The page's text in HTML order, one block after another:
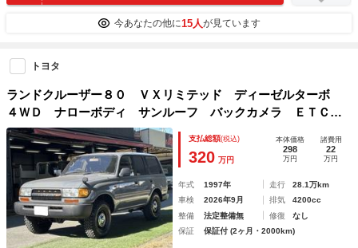
今あなたの他に15人が見ています
トヨタ
ランドクルーザー８０ ＶＸリミテッド ディーゼルターボ
４ＷＤ ナローボディ サンルーフ バックカメラ ＥＴＣ
ＬＥＤ クルコン ナローボディ サンルーフ ディスプレイ
オーディオ バックカメラ ＥＴＣ ＬＥＤ キーレス 電動
シート
支払総額(税込)
320 万円
本体価格
298
万円
諸費用
22
万円
年式 1997年 走行
28.1万km
車検
2026年9月 排気
4200cc
整備
法定整備無 修復
なし
保証
保証付 (2ヶ月・2000km)